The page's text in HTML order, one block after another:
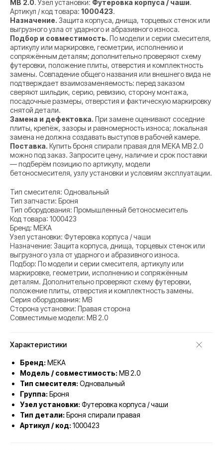
MB 2.0. Узел установки: Футеровка корпуса / чаши.
Артикул / код товара: 1000423.
Назначение. Защита корпуса, днища, торцевых стенок или
выгрузного узла от ударного и абразивного износа.
Подбор и совместимость. По модели и серии смесителя,
артикулу или маркировке, геометрии, исполнению и
сопряжённым деталям; дополнительно проверяют схему
футеровки, положение плиты, отверстия и комплектность
замены. Совпадение общего названия или внешнего вида не
подтверждает взаимозаменяемость: перед заказом
сверяют шильдик, серию, ревизию, сторону монтажа,
посадочные размеры, отверстия и фактическую маркировку
снятой детали.
Замена и дефектовка. При замене оценивают соседние
плиты, крепёж, зазоры и равномерность износа; локальная
замена не должна создавать выступов в рабочей камере.
Поставка. Купить броня спирали правая для MEKA MB 2.0
можно под заказ. Запросите цену, наличие и срок поставки
— подберём позицию по артикулу, модели
бетоносмесителя, узлу установки и условиям эксплуатации.
Тип смесителя: Одновальный
Тип запчасти: Броня
Тип оборудования: Промышленный бетоносмеситель
Код товара: 1000423
Бренд: MEKA
Узел установки: Футеровка корпуса / чаши
Назначение: Защита корпуса, днища, торцевых стенок или
выгрузного узла от ударного и абразивного износа.
Подбор: По модели и серии смесителя, артикулу или
маркировке, геометрии, исполнению и сопряжённым
деталям. Дополнительно проверяют схему футеровки,
положение плиты, отверстия и комплектность замены.
Серия оборудования: MB
Сторона установки: Правая сторона
Совместимые модели: MB 2.0
Характеристики
Бренд: MEKA
Модель / совместимость: MB 2.0
Тип смесителя: Одновальный
Группа: Броня
Узел установки: Футеровка корпуса / чаши
Тип детали: Броня спирали правая
Артикул / код: 1000423